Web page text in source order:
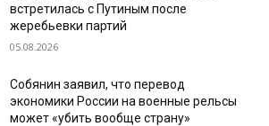
встретилась с Путиным после
жеребьевки партий
05.08.2026
Собянин заявил, что перевод
экономики России на военные рельсы
может «убить вообще страну»